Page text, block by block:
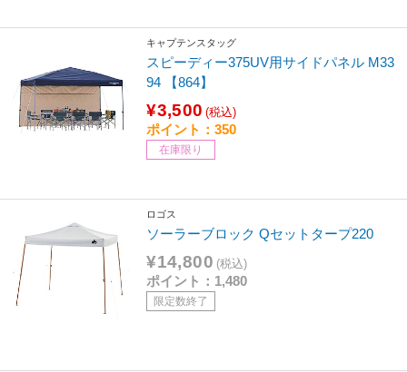
キャプテンスタッグ
スピーディー375UV用サイドパネル M33
94 【864】
¥3,500 (税込)
ポイント：350
在庫限り
ロゴス
ソーラーブロック Qセットタープ220
¥14,800 (税込)
ポイント：1,480
限定数終了